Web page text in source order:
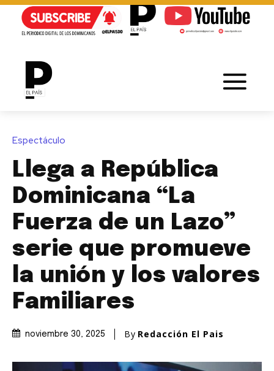
Espectáculo
Llega a República
Dominicana “La
Fuerza de un Lazo”
serie que promueve
la unión y los valores
Familiares
noviembre 30, 2025 By Redacción El Pais